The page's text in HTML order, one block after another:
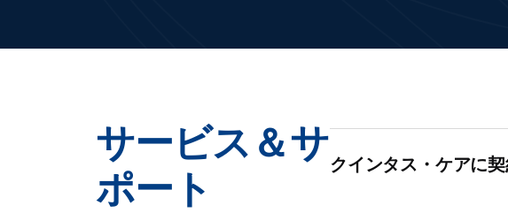
サービス＆サ
ポート
クインタス・ケアに